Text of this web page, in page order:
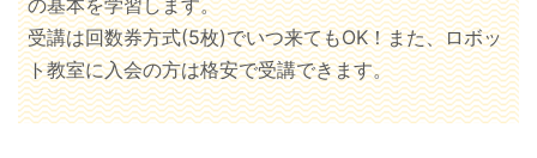
受講は回数券方式(5枚)でいつ来てもOK！また、ロボッ
ト教室に入会の方は格安で受講できます。